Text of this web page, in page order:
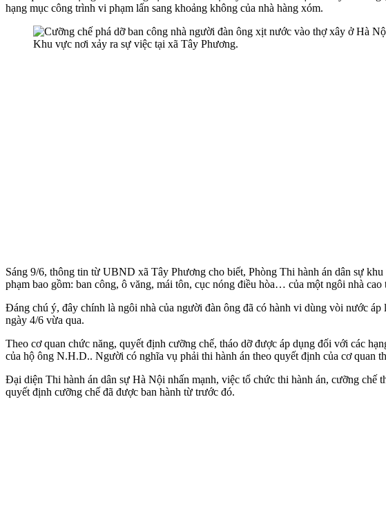
hạng mục công trình vi phạm lấn sang khoảng không của nhà hàng xóm.
Khu vực nơi xảy ra sự việc tại xã Tây Phương.
Sáng 9/6, thông tin từ UBND xã Tây Phương cho biết, Phòng Thi hành án dân sự
phạm bao gồm: ban công, ô văng, mái tôn, cục nóng điều hòa… của một ngôi nhà cao
Đáng chú ý, đây chính là ngôi nhà của người đàn ông đã có hành vi dùng vòi nước
ngày 4/6 vừa qua.
Theo cơ quan chức năng, quyết định cưỡng chế, tháo dỡ được áp dụng đối với các
của hộ ông N.H.D.. Người có nghĩa vụ phải thi hành án theo quyết định của cơ quan
Đại diện Thi hành án dân sự Hà Nội nhấn mạnh, việc tổ chức thi hành án, cưỡng chế
quyết định cưỡng chế đã được ban hành từ trước đó.